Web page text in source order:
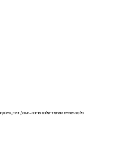
כל מה שחיית המחמד שלכם צריכה – אוכל, ציוד,